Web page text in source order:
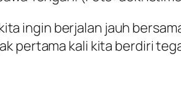
ingin berjalan jauh
pertama kali kita berdiri